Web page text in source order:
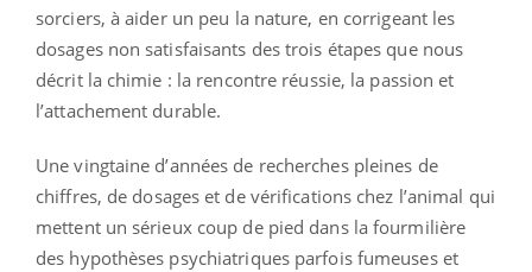
sorciers, à aider un peu la nature, en corrigeant les
dosages non satisfaisants des trois étapes que nous
décrit la chimie : la rencontre réussie, la passion et
l’attachement durable.
Une vingtaine d’années de recherches pleines de
chiffres, de dosages et de vérifications chez l’animal qui
mettent un sérieux coup de pied dans la fourmilière
des hypothèses psychiatriques parfois fumeuses et